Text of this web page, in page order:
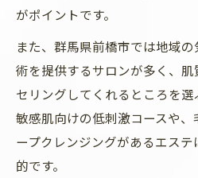
新規オープンエステ
今流行りのエステで
エステによる花粉対
最新エステ技術で敏
エステ選びで春を乗り切
新規オープンエステ
がポイントです。
また、群馬県前橋市では地域
術を提供するサロンが多く、
セリングしてくれるところを選
敏感肌向けの低刺激コースや、
ープクレンジングがあるエス
的です。